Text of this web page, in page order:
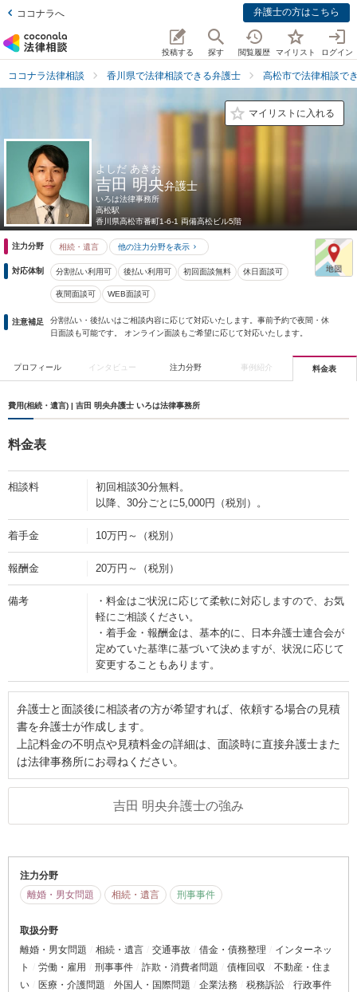
ココナラへ 弁護士の方はこちら
投稿する 探す 閲覧履歴 マイリスト ログイン
ココナラ法律相談 香川県で法律相談できる弁護士 高松市で法律相談で
マイリストに入れる
よしだ あきお
吉田 明央弁護士
いろは法律事務所
高松駅
香川県高松市番町1-6-1 両備高松ビル5階
注力分野 相続・遺言 他の注力分野を表示
対応体制 分割払い利用可 後払い利用可 初回面談無料 休日面談可
夜間面談可 WEB面談可
注意補足
分割払い・後払いはご相談内容に応じて対応いたします。事前予約で夜間・休
日面談も可能です。 オンライン面談もご希望に応じて対応いたします。
プロフィール インタビュー 注力分野 事例紹介 料金表
費用(相続・遺言) | 吉田 明央弁護士 いろは法律事務所
料金表
相談料
初回相談30分無料。
以降、30分ごとに5,000円（税別）。
着手金 10万円～（税別）
報酬金 20万円～（税別）
備考
・料金はご状況に応じて柔軟に対応しますので、お気
軽にご相談ください。
・着手金・報酬金は、基本的に、日本弁護士連合会が
定めていた基準に基づいて決めますが、状況に応じて
変更することもあります。
弁護士と面談後に相談者の方が希望すれば、依頼する場合の見積
書を弁護士が作成します。
上記料金の不明点や見積料金の詳細は、面談時に直接弁護士また
は法律事務所にお尋ねください。
吉田 明央弁護士の強み
注力分野
離婚・男女問題
相続・遺言 刑事事件
取扱分野
離婚・男女問題
相続・遺言 交通事故 借金・債務整理
インターネッ
ト
労働・雇用 刑事事件 詐欺・消費者問題 債権回収
不動産・住ま
い
医療・介護問題 外国人・国際問題 企業法務 税務訴訟 行政事件